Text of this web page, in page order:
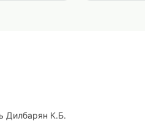
Дилбарян К.Б.